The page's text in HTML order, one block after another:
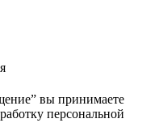
вы принимаете
персональной